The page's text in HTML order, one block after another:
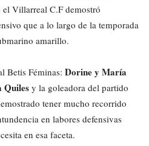
el Villarreal C.F demostró
que a lo largo de la temporada
amarillo.
Betis Féminas: Dorine y María
Quiles y la goleadora del partido
tener mucho recorrido
en labores defensivas
en esa faceta.